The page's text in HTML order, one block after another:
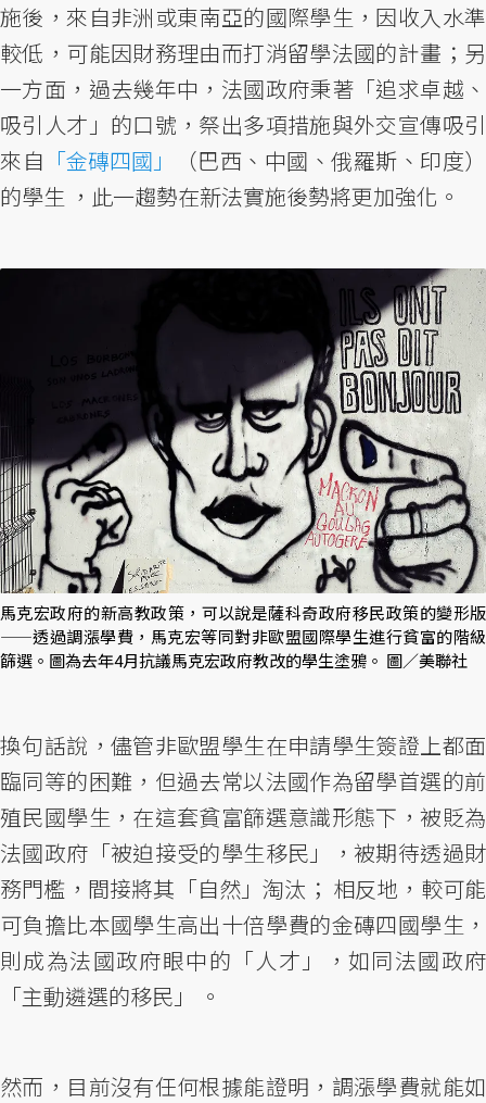
施後，來自非洲或東南亞的國際學生，因收入水準
較低，可能因財務理由而打消留學法國的計畫；另
一方面，過去幾年中，法國政府秉著「追求卓越、
吸引人才」的口號，祭出多項措施與外交宣傳吸引
來自 「金磚四國」
（巴西、中國、俄羅斯、印度）
的學生 ，此一趨勢在新法實施後勢將更加強化。
馬克宏政府的新高教政策，可以說是薩科奇政府移民政策的變形版
——透過調漲學費，馬克宏等同對非歐盟國際學生進行貧富的階級
篩選。圖為去年4月抗議馬克宏政府教改的學生塗鴉。 圖／美聯社
換句話說，儘管非歐盟學生在申請學生簽證上都面
臨同等的困難，但過去常以法國作為留學首選的前
殖民國學生，在這套貧富篩選意識形態下，被貶為
法國政府「被迫接受的學生移民」，被期待透過財
務門檻，間接將其「自然」淘汰； 相反地，較可能
可負擔比本國學生高出十倍學費的金磚四國學生，
則成為法國政府眼中的「人才」，如同法國政府
「主動遴選的移民」 。
然而，目前沒有任何根據能證明，調漲學費就能如